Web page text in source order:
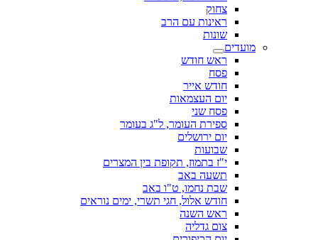
צחוק
ראינות עם הרב
שונות
מועדים
ראש חודש
פסח
חודש אייר
יום העצמאות
פסח שני
ספירת העומר, ל"ג בעומר
יום ירושלים
שבועות
י"ז בתמוז, תקופת בין המצרים
תשעה באב
שבת נחמו, ט"ו באב
חודש אלול, חגי תשרי, ימים נוראים
ראש השנה
צום גדליה